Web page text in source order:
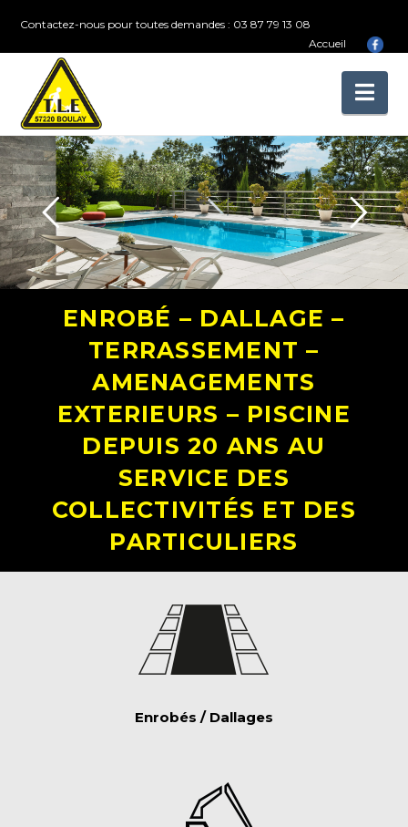
Contactez-nous pour toutes demandes : 03 87 79 13 08
Accueil
ENROBÉ – DALLAGE –
TERRASSEMENT –
AMENAGEMENTS
EXTERIEURS – PISCINE
DEPUIS 20 ANS AU
SERVICE DES
COLLECTIVITÉS ET DES
PARTICULIERS
Enrobés / Dallages